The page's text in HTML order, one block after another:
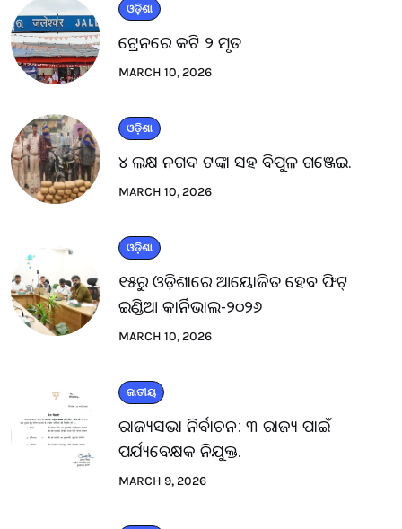
ଓଡ଼ିଶା
ଟ୍ରେନରେ କଟି ୨ ମୃତ
MARCH 10, 2026
ଓଡ଼ିଶା
୪ ଲକ୍ଷ ନଗଦ ଟଙ୍କା ସହ ବିପୁଳ ଗଞ୍ଜେଇ.
MARCH 10, 2026
ଓଡ଼ିଶା
୧୫ରୁ ଓଡ଼ିଶାରେ ଆୟୋଜିତ ହେବ ଫିଟ୍
ଇଣ୍ଡିଆ କାର୍ନିଭାଲ-୨୦୨୬
MARCH 10, 2026
ଜାତୀୟ
ରାଜ୍ୟସଭା ନିର୍ବାଚନ: ୩ ରାଜ୍ୟ ପାଇଁ
ପର୍ଯ୍ୟବେକ୍ଷକ ନିଯୁକ୍ତ.
MARCH 9, 2026